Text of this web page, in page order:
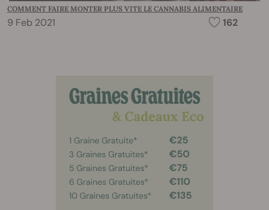
COMMENT FAIRE MONTER PLUS VITE LE CANNABIS ALIMENTAIRE
9 Feb 2021 162